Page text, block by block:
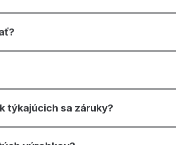
týkajúcich sa záruky?